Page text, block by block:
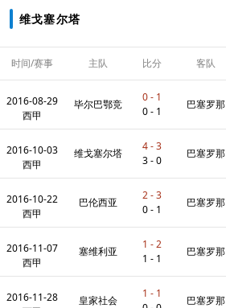
维戈塞尔塔
时间/赛事 主队 比分 客队
2016-08-29
西甲
毕尔巴鄂竞
技
0 - 1
0 - 1
巴塞罗那
2016-10-03
西甲
维戈塞尔塔
4 - 3
3 - 0
巴塞罗那
2016-10-22
西甲
巴伦西亚
2 - 3
0 - 1
巴塞罗那
2016-11-07
西甲
塞维利亚
1 - 2
1 - 1
巴塞罗那
2016-11-28
皇家社会
1 - 1
巴塞罗那